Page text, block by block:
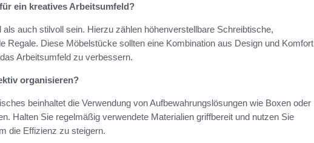
ein kreatives Arbeitsumfeld?
auch stilvoll sein. Hierzu zählen höhenverstellbare Schreibtische,
Regale. Diese Möbelstücke sollten eine Kombination aus Design und Komfort
Arbeitsumfeld zu verbessern.
organisieren?
beinhaltet die Verwendung von Aufbewahrungslösungen wie Boxen oder
Halten Sie regelmäßig verwendete Materialien griffbereit und nutzen Sie
die Effizienz zu steigern.